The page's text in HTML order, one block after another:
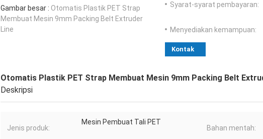
Gambar besar : Otomatis Plastik PET Strap
Membuat Mesin 9mm Packing Belt Extruder
Line
Syarat-syarat pembayaran:
Menyediakan kemampuan:
Kontak
Otomatis Plastik PET Strap Membuat Mesin 9mm Packing Belt
Deskripsi
Jenis produk:
Mesin Pembuat Tali PET
Bahan mentah: